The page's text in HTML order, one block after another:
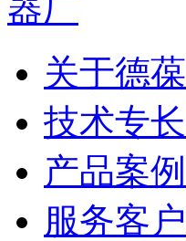
关于德葆
技术专长
产品案例
服务客户